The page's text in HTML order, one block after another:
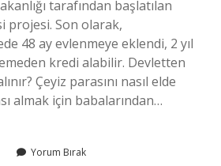
tarafından başlatılan
projesi. Son olarak,
48 ay evlenmeye eklendi, 2 yıl
kredi alabilir. Devletten
Çeyiz parasını nasıl elde
almak için babalarından…
Yorum Bırak